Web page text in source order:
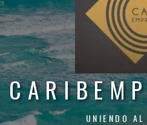
UNIENDO